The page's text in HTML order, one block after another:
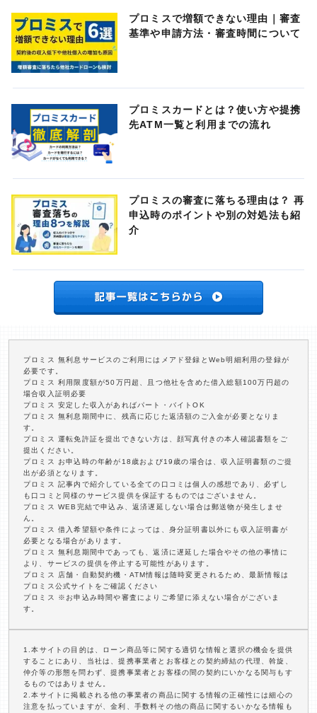
プロミスで増額できない理由｜審査
基準や申請方法・審査時間について
プロミスカードとは？使い方や提携
先ATM一覧と利用までの流れ
プロミスの審査に落ちる理由は？ 再
申込時のポイントや別の対処法も紹
介
プロミス 無利息サービスのご利用にはメアド登録とWeb明細利用の登録が
必要です。
プロミス 利用限度額が50万円超、且つ他社を含めた借入総額100万円超の
場合収入証明必要
プロミス 安定した収入があればパート・バイトOK
プロミス 無利息期間中に、残高に応じた返済額のご入金が必要となりま
す。
プロミス 運転免許証を提出できない方は、顔写真付きの本人確認書類をご
提出ください。
プロミス お申込時の年齢が18歳および19歳の場合は、収入証明書類のご提
出が必須となります。
プロミス 記事内で紹介している全ての口コミは個人の感想であり、必ずし
も口コミと同様のサービス提供を保証するものではございません。
プロミス WEB完結で申込み、返済遅延しない場合は郵送物が発生しませ
ん。
プロミス 借入希望額や条件によっては、身分証明書以外にも収入証明書が
必要となる場合があります。
プロミス 無利息期間中であっても、返済に遅延した場合やその他の事情に
より、サービスの提供を停止する可能性があります。
プロミス 店舗・自動契約機・ATM情報は随時変更されるため、最新情報は
プロミス公式サイトをご確認ください
プロミス ※お申込み時間や審査によりご希望に添えない場合がございま
す。
1.本サイトの目的は、ローン商品等に関する適切な情報と選択の機会を提供
することにあり、当社は、提携事業者とお客様との契約締結の代理、斡旋、
仲介等の形態を問わず、提携事業者とお客様の間の契約にいかなる関与もす
るものではありません。
2.本サイトに掲載される他の事業者の商品に関する情報の正確性には細心の
注意を払っていますが、金利、手数料その他の商品に関するいかなる情報も